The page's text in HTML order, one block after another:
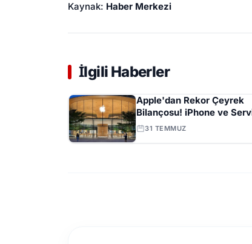
Kaynak: Haber Merkezi
İlgili Haberler
Apple'dan Rekor Çeyrek
Bilançosu! iPhone ve
Gelirleri Zirveye Çıktı
31 TEMMUZ